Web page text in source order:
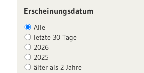
Erscheinungsdatum
Alle
letzte 30 Tage
2026
2025
älter als 2 Jahre